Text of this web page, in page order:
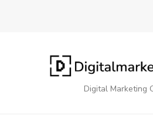
Digital Marketing